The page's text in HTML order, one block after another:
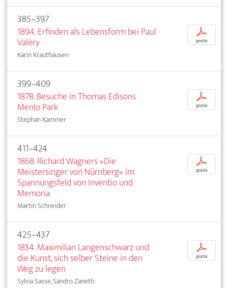
385–397
1894. Erfinden als Lebensform bei Paul
Valéry
Karin Krauthausen
p
gratis
399–409
1878. Besuche in Thomas Edisons
Menlo Park
Stephan Kammer
p
gratis
411–424
1868. Richard Wagners »Die
Meistersinger von Nürnberg« im
Spannungsfeld von Inventio und
Memoria
Martin Schneider
p
gratis
425–437
1834. Maximilian Langenschwarz und
die Kunst, sich selber Steine in den
Weg zu legen
Sylvia Sasse, Sandro Zanetti
p
gratis